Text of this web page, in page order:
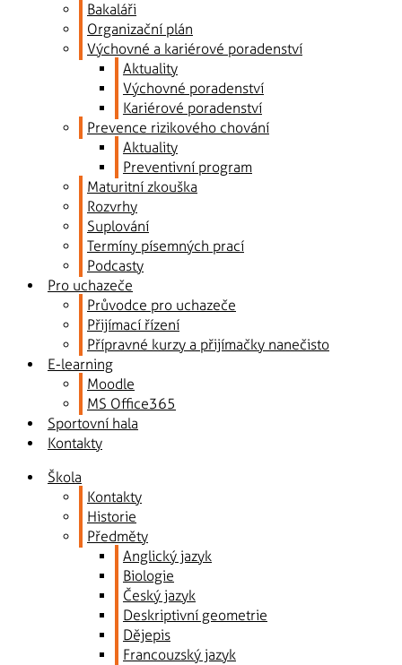
Bakaláři
Organizační plán
Výchovné a kariérové poradenství
Aktuality
Výchovné poradenství
Kariérové poradenství
Prevence rizikového chování
Aktuality
Preventivní program
Maturitní zkouška
Rozvrhy
Suplování
Termíny písemných prací
Podcasty
Pro uchazeče
Průvodce pro uchazeče
Přijímací řízení
Přípravné kurzy a přijímačky nanečisto
E-learning
Moodle
MS Office365
Sportovní hala
Kontakty
Škola
Kontakty
Historie
Předměty
Anglický jazyk
Biologie
Český jazyk
Deskriptivní geometrie
Dějepis
Francouzský jazyk